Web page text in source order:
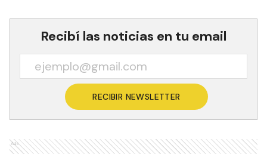
Recibí las noticias en tu email
RECIBIR NEWSLETTER
Ads